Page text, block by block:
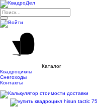
Каталог
Квадроциклы
Снегоходы
Контакты